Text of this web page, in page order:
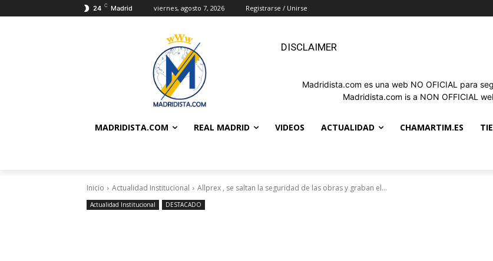
24 C Madrid viernes, agosto 7, 2026 Registrarse / Unirse
DISCLAIMER
Madridista.com es una web NO OFICIAL para
Madridista.com is a NON OFFICIAL
MADRIDISTA.COM REAL MADRID VIDEOS ACTUALIDAD CHAMARTIM.ES
Inicio Actualidad Institucional Allprex , se saltan la seguridad de las obras y graban el...
Actualidad Institucional DESTACADO